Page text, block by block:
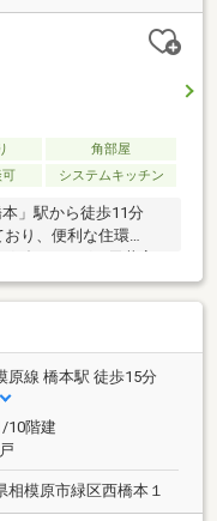
角部屋
システムキッチン
」駅から徒歩11分
おり、便利な住環
ダイニングの天井高
ルコニーがあり、日
の間に、ポーチがあ
ポーチ部分にトラン
800m2、総戸数878戸
ン■敷地全体がユニバ
らお年寄りまで暮ら
ン ■24時間有人管理
原線 橋本駅 徒歩15分
10階建
相模原市緑区西橋本１